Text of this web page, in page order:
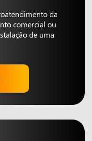
da
comercial ou
de uma